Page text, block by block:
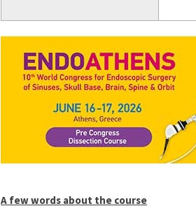
A few words about the course